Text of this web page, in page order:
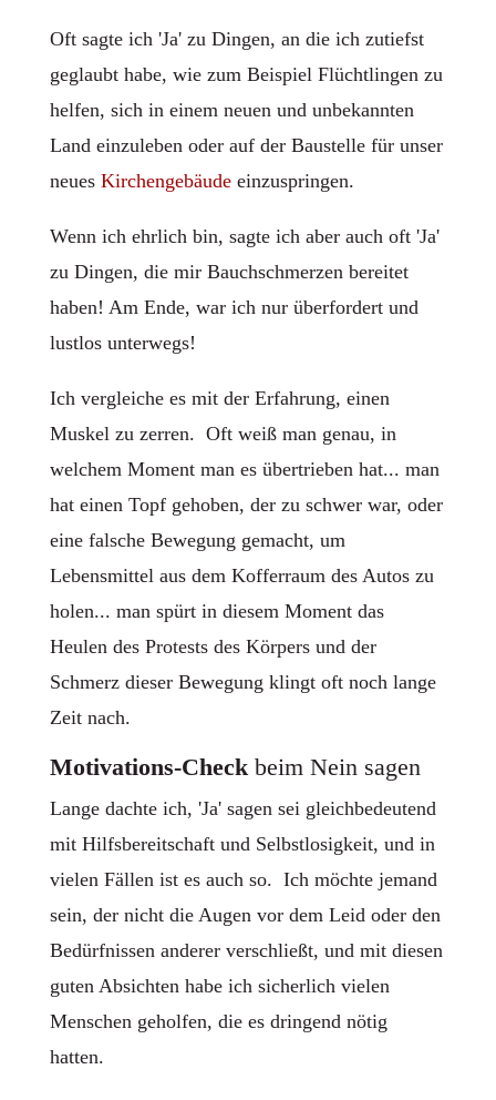
Oft sagte ich 'Ja' zu Dingen, an die ich zutiefst
geglaubt habe, wie zum Beispiel Flüchtlingen zu
helfen, sich in einem neuen und unbekannten
Land einzuleben oder auf der Baustelle für unser
neues Kirchengebäudeeinzuspringen.
Wenn ich ehrlich bin, sagte ich aber auch oft 'Ja'
zu Dingen, die mir Bauchschmerzen bereitet
haben! Am Ende, war ich nur überfordert und
lustlos unterwegs!
Ich vergleiche es mit der Erfahrung, einen
Muskel zu zerren. Oft weiß man genau, in
welchem Moment man es übertrieben hat... man
hat einen Topf gehoben, der zu schwer war, oder
eine falsche Bewegung gemacht, um
Lebensmittel aus dem Kofferraum des Autos zu
holen... man spürt in diesem Moment das
Heulen des Protests des Körpers und der
Schmerz dieser Bewegung klingt oft noch lange
Zeit nach.
Motivations-Checkbeim Nein sagen
Lange dachte ich, 'Ja' sagen sei gleichbedeutend
mit Hilfsbereitschaft und Selbstlosigkeit, und in
vielen Fällen ist es auch so. Ich möchte jemand
sein, der nicht die Augen vor dem Leid oder den
Bedürfnissen anderer verschließt, und mit diesen
guten Absichten habe ich sicherlich vielen
Menschen geholfen, die es dringend nötig
hatten.